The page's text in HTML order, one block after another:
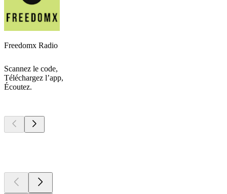
Freedomx Radio
Scannez le code,
Téléchargez l’app,
Écoutez.